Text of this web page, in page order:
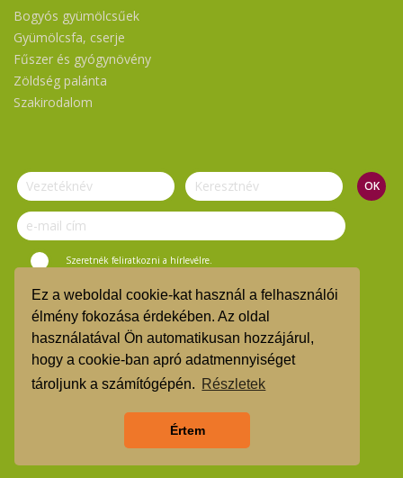
Ez a weboldal cookie-kat használ a felhasználói
élmény fokozása érdekében. Az oldal
használatával Ön automatikusan hozzájárul,
hogy a cookie-ban apró adatmennyiséget
tároljunk a számítógépén. Részletek
Értem
Bogyós gyümölcsűek
Gyümölcsfa, cserje
Fűszer és gyógynövény
Zöldség palánta
Szakirodalom
Szeretnék feliratkozni a hírlevélre.
© Vasi Zöld Kosár 2019.
ÁSZF
TMR
Árgarancia